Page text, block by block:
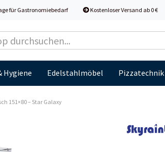
für Gastronomiebedarf Kostenloser Versand ab 0 €
Hygiene Edelstahlmöbel Pizzatechnik
151×80 – Star Galaxy